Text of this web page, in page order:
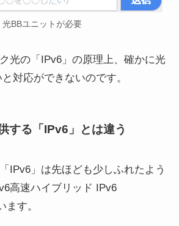
光BBユニットが必要
光の「IPv6」の原理上、確かに光
対応ができないのです。
する「IPv6」とは違う
IPv6」は先ほども少しふれたよう
高速ハイブリッド IPv6
ます。